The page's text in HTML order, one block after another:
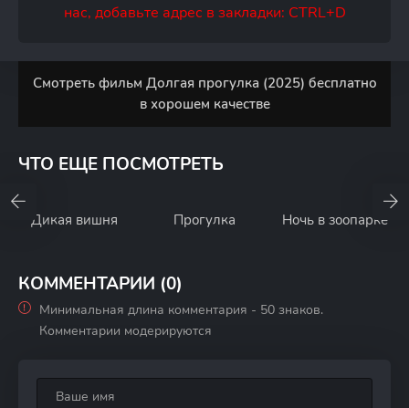
нас, добавьте адрес в закладки: CTRL+D
Смотреть фильм Долгая прогулка (2025) бесплатно
в хорошем качестве
ЧТО ЕЩЕ ПОСМОТРЕТЬ
Дикая вишня Прогулка Ночь в зоопарке
КОММЕНТАРИИ (0)
Минимальная длина комментария - 50 знаков.
Комментарии модерируются